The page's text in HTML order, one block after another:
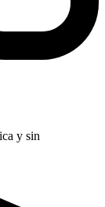
y sin